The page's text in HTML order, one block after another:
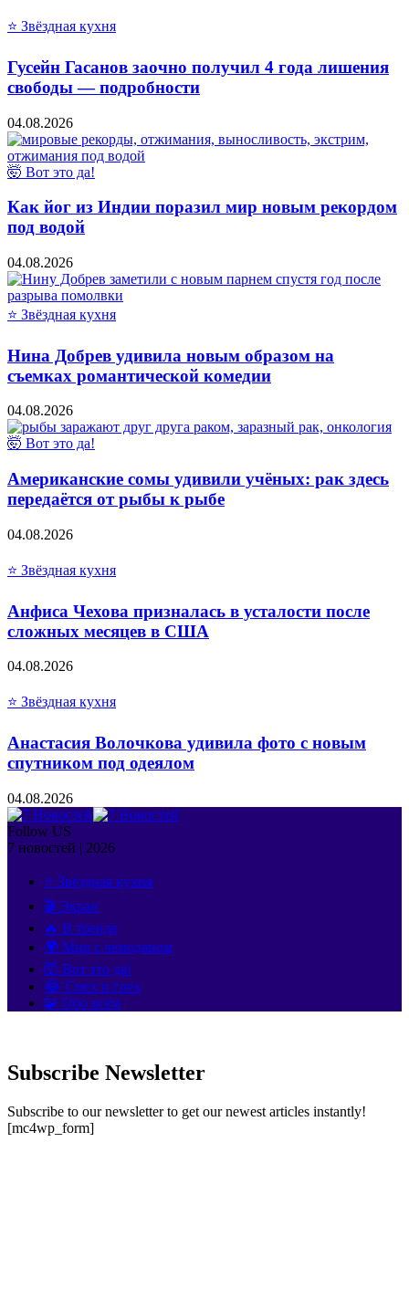
⭐ Звёздная кухня
Гусейн Гасанов заочно получил 4 года лишения
свободы — подробности
04.08.2026
🤯 Вот это да!
Как йог из Индии поразил мир новым рекордом
под водой
04.08.2026
⭐ Звёздная кухня
Нина Добрев удивила новым образом на
съемках романтической комедии
04.08.2026
🤯 Вот это да!
Американские сомы удивили учёных: рак здесь
передаётся от рыбы к рыбе
04.08.2026
⭐ Звёздная кухня
Анфиса Чехова призналась в усталости после
сложных месяцев в США
04.08.2026
⭐ Звёздная кухня
Анастасия Волочкова удивила фото с новым
спутником под одеялом
04.08.2026
Follow US
7 новостей | 2026
⭐ Звёздная кухня
🎬 Экран
🔥 В тренде
🌍 Мир с чемоданом
🤯 Вот это да!
😂 Смех и грех
🧩 Обо всём
Subscribe Newsletter
Subscribe to our newsletter to get our newest articles instantly!
[mc4wp_form]